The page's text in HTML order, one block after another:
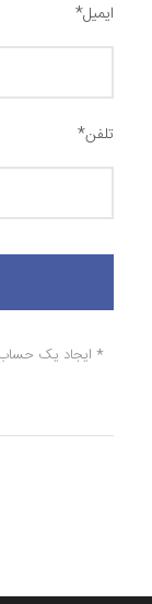
ایمیل*
تلفن*
* ایجاد یک حساب